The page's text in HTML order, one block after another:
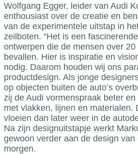
Wolfgang Egger, leider van Audi
enthousiast over de creatie en
van de experimentele uitstap in
zeilboten. “Het is een
ontwerpen die de mensen over
bevallen. Hier is inspiratie en
nodig. Daarom houden wij ons
productdesign. Als jonge
op objecten buiten de auto’s
zij de Audi vormenspraak beter
met vlakken, lijnen en materialen.
vloeien dan later weer in de
Na zijn designuitstapje werkt
gewoon verder aan de design van
morgen.